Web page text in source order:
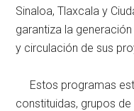
Sinaloa, Tlaxcala y
garantiza la
y circulación de sus
Estos programas
constituidas, grupos